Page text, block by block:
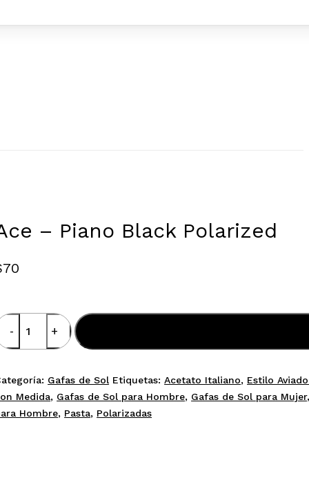
– Piano Black Polarized
70
Gafas de Sol Etiquetas:Acetato Italiano, Estilo
Medida, Gafas de Sol para Hombre, Gafas de Sol para Mujer
Hombre, Pasta, Polarizadas